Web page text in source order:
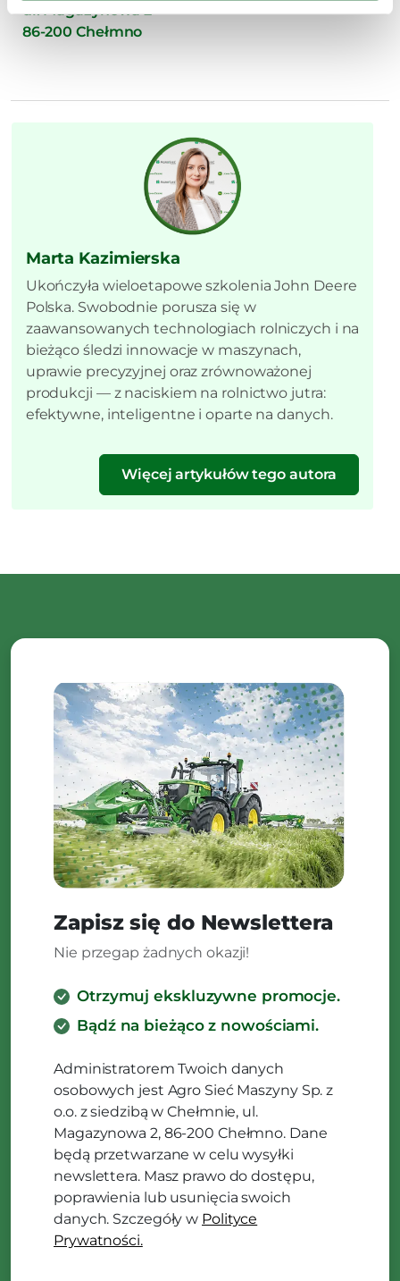
ul. Magazynowa 2
86-200 Chełmno
Marta Kazimierska
Ukończyła wieloetapowe szkolenia John Deere
Polska. Swobodnie porusza się w
zaawansowanych technologiach rolniczych i na
bieżąco śledzi innowacje w maszynach,
uprawie precyzyjnej oraz zrównoważonej
produkcji — z naciskiem na rolnictwo jutra:
efektywne, inteligentne i oparte na danych.
Więcej artykułów tego autora
Zapisz się do Newslettera
Nie przegap żadnych okazji!
Otrzymuj ekskluzywne promocje.
Bądź na bieżąco z nowościami.
Administratorem Twoich danych
osobowych jest Agro Sieć Maszyny Sp. z
o.o. z siedzibą w Chełmnie, ul.
Magazynowa 2, 86-200 Chełmno. Dane
będą przetwarzane w celu wysyłki
newslettera. Masz prawo do dostępu,
poprawienia lub usunięcia swoich
danych. Szczegóły w Polityce
Prywatności.